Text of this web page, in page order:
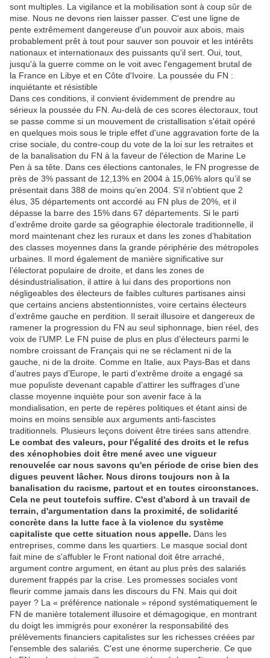
sont multiples. La vigilance et la mobilisation sont à coup sûr de
mise. Nous ne devons rien laisser passer. C'est une ligne de
pente extrêmement dangereuse d'un pouvoir aux abois, mais
probablement prêt à tout pour sauver son pouvoir et les intérêts
nationaux et internationaux des puissants qu'il sert. Oui, tout,
jusqu'à la guerre comme on le voit avec l'engagement brutal de
la France en Libye et en Côte d'Ivoire. La poussée du FN :
inquiétante et résistible
Dans ces conditions, il convient évidemment de prendre au
sérieux la poussée du FN. Au-delà de ces scores électoraux, tout
se passe comme si un mouvement de cristallisation s'était opéré
en quelques mois sous le triple effet d'une aggravation forte de la
crise sociale, du contre-coup du vote de la loi sur les retraites et
de la banalisation du FN à la faveur de l'élection de Marine Le
Pen à sa tête. Dans ces élections cantonales, le FN progresse de
près de 3% passant de 12,13% en 2004 à 15,06% alors qu’il se
présentait dans 388 de moins qu’en 2004. S'il n'obtient que 2
élus, 35 départements ont accordé au FN plus de 20%, et il
dépasse la barre des 15% dans 67 départements. Si le parti
d’extrême droite garde sa géographie électorale traditionnelle, il
mord maintenant chez les ruraux et dans les zones d’habitation
des classes moyennes dans la grande périphérie des métropoles
urbaines. Il mord également de manière significative sur
l’électorat populaire de droite, et dans les zones de
désindustrialisation, il attire à lui dans des proportions non
négligeables des électeurs de faibles cultures partisanes ainsi
que certains anciens abstentionnistes, voire certains électeurs
d’extrême gauche en perdition. Il serait illusoire et dangereux de
ramener la progression du FN au seul siphonnage, bien réel, des
voix de l’UMP. Le FN puise de plus en plus d’électeurs parmi le
nombre croissant de Français qui ne se réclament ni de la
gauche, ni de la droite. Comme en Italie, aux Pays-Bas et dans
d’autres pays d’Europe, le parti d’extrême droite a engagé sa
mue populiste devenant capable d’attirer les suffrages d’une
classe moyenne inquiète pour son avenir face à la
mondialisation, en perte de repères politiques et étant ainsi de
moins en moins sensible aux arguments anti-fascistes
traditionnels. Plusieurs leçons doivent être tirées sans attendre.
Le combat des valeurs, pour l'égalité des droits et le refus
des xénophobies doit être mené avec une vigueur
renouvelée car nous savons qu'en période de crise bien des
digues peuvent lâcher. Nous dirons toujours non à la
banalisation du racisme, partout et en toutes circonstances.
Cela ne peut toutefois suffire. C'est d'abord à un travail de
terrain, d'argumentation dans la proximité, de solidarité
concrète dans la lutte face à la violence du système
capitaliste que cette situation nous appelle. Dans les
entreprises, comme dans les quartiers. Le masque social dont
fait mine de s'affubler le Front national doit être arraché,
argument contre argument, en étant au plus près des salariés
durement frappés par la crise. Les promesses sociales vont
fleurir comme jamais dans les discours du FN. Mais qui doit
payer ? La « préférence nationale » répond systématiquement le
FN de manière totalement illusoire et démagogique, en montrant
du doigt les immigrés pour exonérer la responsabilité des
prélèvements financiers capitalistes sur les richesses créées par
l'ensemble des salariés. C'est une énorme supercherie. Ce que